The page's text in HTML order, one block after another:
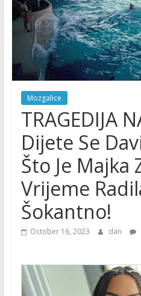
Mozgalice
TRAGEDIJA
Dijete Se
Što Je Majka
Vrijeme
Šokantno!
October 16, 2023 dan